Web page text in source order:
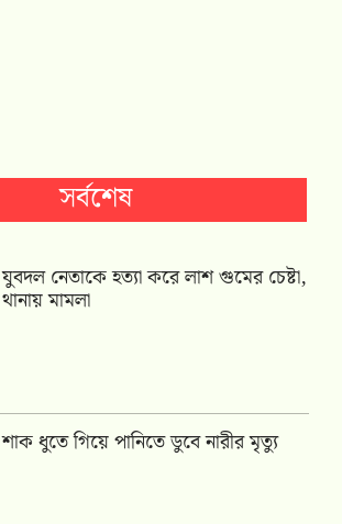
সর্বশেষ
যুবদল নেতাকে হত্যা করে লাশ গুমের চেষ্টা,
থানায় মামলা
শাক ধুতে গিয়ে পানিতে ডুবে নারীর মৃত্যু